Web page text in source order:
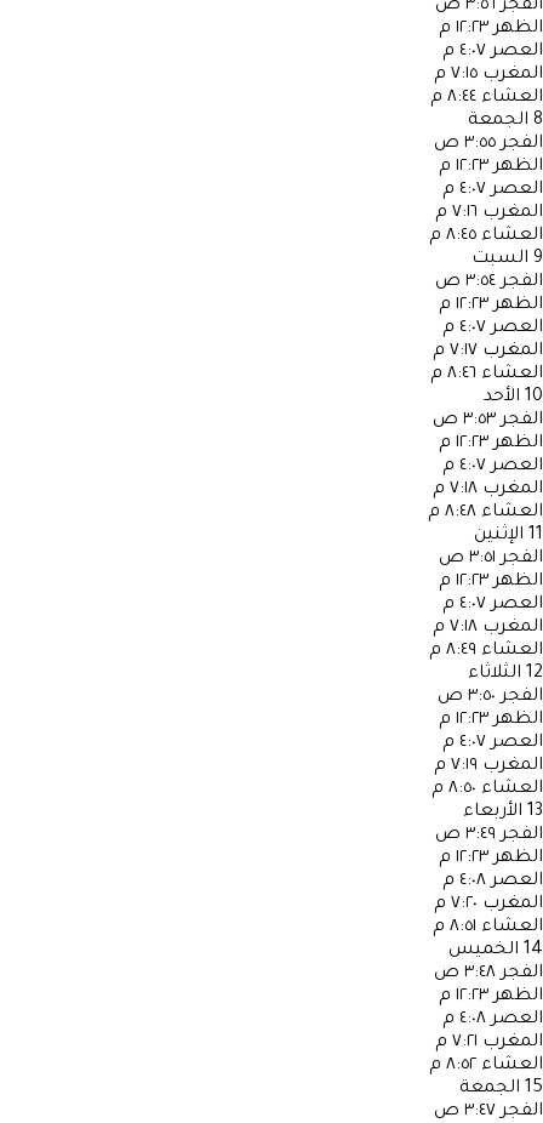
الفجر ٣:٥٦ ص
الظهر ١٢:٢٣ م
العصر ٤:٠٧ م
المغرب ٧:١٥ م
العشاء ٨:٤٤ م
8 الجمعة
الفجر ٣:٥٥ ص
الظهر ١٢:٢٣ م
العصر ٤:٠٧ م
المغرب ٧:١٦ م
العشاء ٨:٤٥ م
9 السبت
الفجر ٣:٥٤ ص
الظهر ١٢:٢٣ م
العصر ٤:٠٧ م
المغرب ٧:١٧ م
العشاء ٨:٤٦ م
10 الأحد
الفجر ٣:٥٣ ص
الظهر ١٢:٢٣ م
العصر ٤:٠٧ م
المغرب ٧:١٨ م
العشاء ٨:٤٨ م
11 الإثنين
الفجر ٣:٥١ ص
الظهر ١٢:٢٣ م
العصر ٤:٠٧ م
المغرب ٧:١٨ م
العشاء ٨:٤٩ م
12 الثلاثاء
الفجر ٣:٥٠ ص
الظهر ١٢:٢٣ م
العصر ٤:٠٧ م
المغرب ٧:١٩ م
العشاء ٨:٥٠ م
13 الأربعاء
الفجر ٣:٤٩ ص
الظهر ١٢:٢٣ م
العصر ٤:٠٨ م
المغرب ٧:٢٠ م
العشاء ٨:٥١ م
14 الخميس
الفجر ٣:٤٨ ص
الظهر ١٢:٢٣ م
العصر ٤:٠٨ م
المغرب ٧:٢١ م
العشاء ٨:٥٢ م
15 الجمعة
الفجر ٣:٤٧ ص